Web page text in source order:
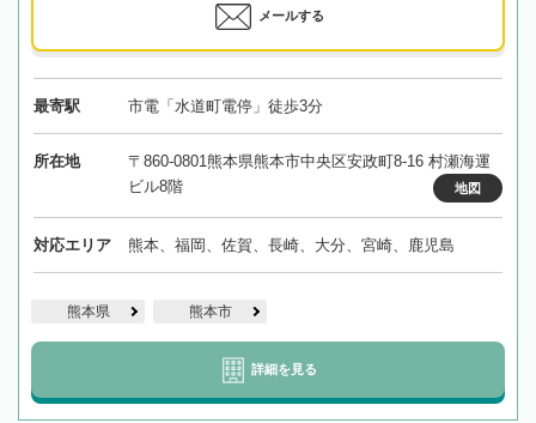
メールする
最寄駅 市電「水道町電停」徒歩3分
所在地
〒860-0801熊本県熊本市中央区安政町8-16 村瀬海運
ビル8階
地図
対応エリア 熊本、福岡、佐賀、長崎、大分、宮崎、鹿児島
熊本県 熊本市
詳細を見る